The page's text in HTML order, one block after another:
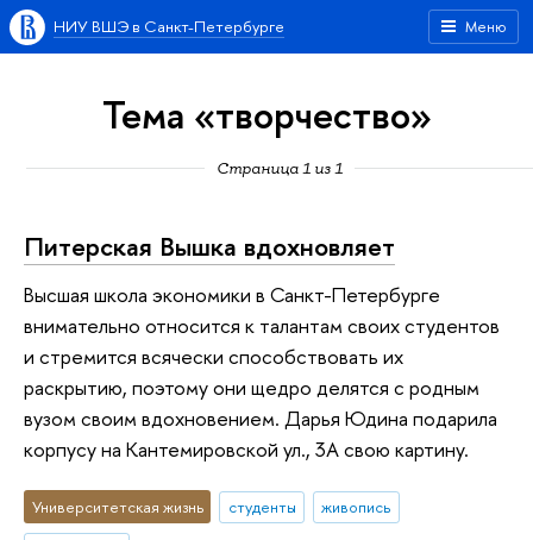
Меню
НИУ ВШЭ в Санкт-Петербурге
Тема «творчество»
Страница 1 из 1
Питерская Вышка вдохновляет
Высшая школа экономики в Санкт-Петербурге
внимательно относится к талантам своих студентов
и стремится всячески способствовать их
раскрытию, поэтому они щедро делятся с родным
вузом своим вдохновением. Дарья Юдина подарила
корпусу на Кантемировской ул., 3А свою картину.
Университетская жизнь студенты
живопись